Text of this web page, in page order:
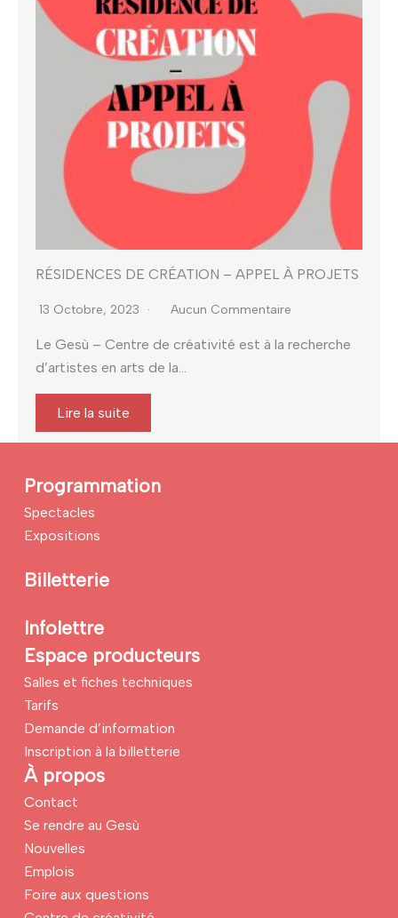
RÉSIDENCES DE CRÉATION – APPEL À PROJETS
13 Octobre, 2023 Aucun Commentaire
Le Gesù – Centre de créativité est à la recherche
d’artistes en arts de la...
Lire la suite
Programmation
Spectacles
Expositions
Billetterie
Infolettre
Espace producteurs
Salles et fiches techniques
Tarifs
Demande d’information
Inscription à la billetterie
À propos
Contact
Se rendre au Gesù
Nouvelles
Emplois
Foire aux questions